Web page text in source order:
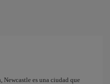
Newcastle es una ciudad que